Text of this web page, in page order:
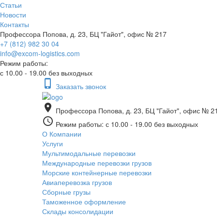
Статьи
Новости
Контакты
Профессора Попова, д. 23, БЦ "Гайот", офис № 217
+7 (812) 982 30 04
info@excom-logistics.com
Режим работы:
с 10.00 - 19.00 без выходных
phone_iphone Заказать звонок
place Профессора Попова, д. 23, БЦ "Гайот", офис №
access_time Режим работы: с 10.00 - 19.00 без выходных
О Компании
Услуги
Мультимодальные перевозки
Международные перевозки грузов
Морские контейнерные перевозки
Авиаперевозка грузов
Сборные грузы
Таможенное оформление
Склады консолидации